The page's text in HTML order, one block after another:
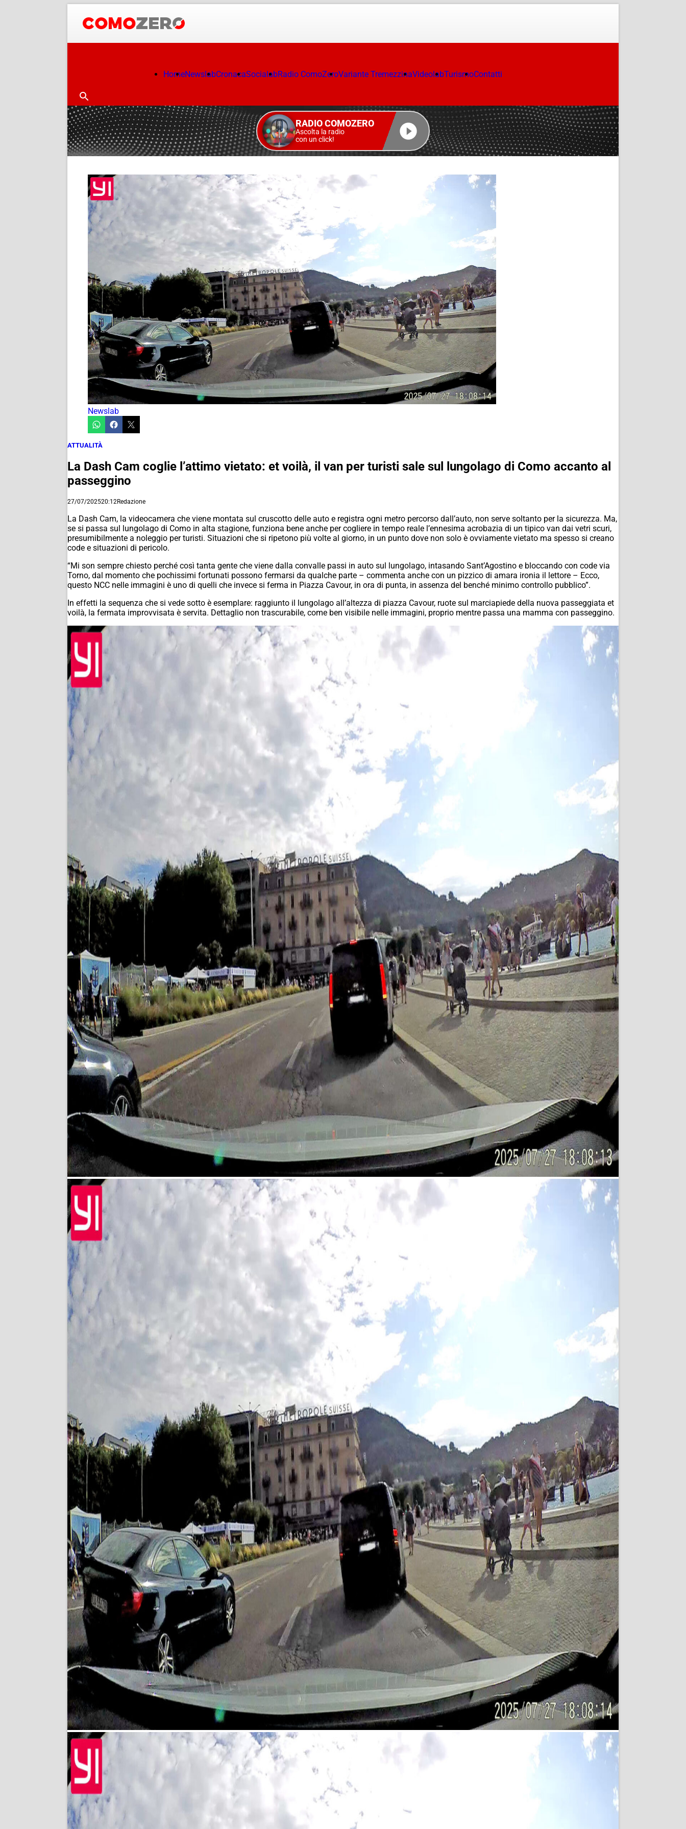
HomeNewslabCronacaSocialabRadio ComoZeroVariante TremezzinaVideolabTurismoContatti
RADIO COMOZERO
Ascolta la radio
con un click!
Newslab
ATTUALITÀ
La Dash Cam coglie l’attimo vietato: et voilà, il van per turisti sale sul lungolago di Como accanto al
passeggino
27/07/202520:12Redazione
La Dash Cam, la videocamera che viene montata sul cruscotto delle auto e registra ogni metro percorso dall’auto, non serve soltanto per la sicurezza. Ma,
se si passa sul lungolago di Como in alta stagione, funziona bene anche per cogliere in tempo reale l’ennesima acrobazia di un tipico van dai vetri scuri,
presumibilmente a noleggio per turisti. Situazioni che si ripetono più volte al giorno, in un punto dove non solo è ovviamente vietato ma spesso si creano
code e situazioni di pericolo.
“Mi son sempre chiesto perché così tanta gente che viene dalla convalle passi in auto sul lungolago, intasando Sant’Agostino e bloccando con code via
Torno, dal momento che pochissimi fortunati possono fermarsi da qualche parte – commenta anche con un pizzico di amara ironia il lettore – Ecco,
questo NCC nelle immagini è uno di quelli che invece si ferma in Piazza Cavour, in ora di punta, in assenza del benché minimo controllo pubblico”.
In effetti la sequenza che si vede sotto è esemplare: raggiunto il lungolago all’altezza di piazza Cavour, ruote sul marciapiede della nuova passeggiata et
voilà, la fermata improvvisata è servita. Dettaglio non trascurabile, come ben visibile nelle immagini, proprio mentre passa una mamma con passeggino.